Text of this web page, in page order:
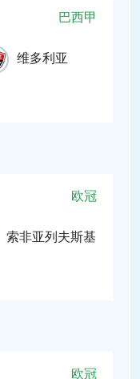
巴西甲
维多利亚
欧冠
索非亚列夫斯基
欧冠